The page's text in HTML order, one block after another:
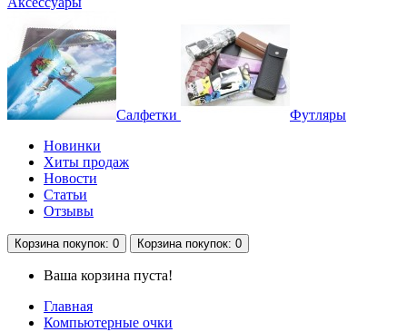
Салфетки
Футляры
Новинки
Хиты продаж
Новости
Статьи
Отзывы
Корзинапокупок: 0 Корзинапокупок: 0
Ваша корзина пуста!
Главная
Компьютерные очки